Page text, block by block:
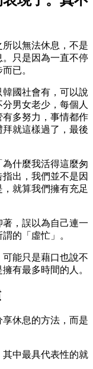
以無法休息，不是
只是因為一直不停
已。
韓國社會有，可以說
男女老少，每個人
多努力，事情都作
就這樣過了，最後
什麼我活得這麼匆
出，我們並不是因
就算我們擁有充足
，誤以為自己連一
的「虛忙」。
能只是藉口也說不
有最多時間的人。
休息的方法，而是
中最具代表性的就